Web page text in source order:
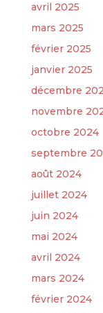
avril 2025
mars 2025
février 2025
janvier 2025
décembre
novembre
octobre 2024
septembre
août 2024
juillet 2024
juin 2024
mai 2024
avril 2024
mars 2024
février 2024